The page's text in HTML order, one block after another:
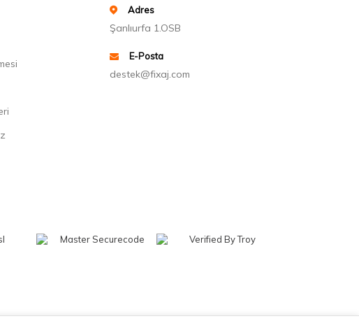
Adres
Şanlıurfa 1.OSB
E-Posta
destek@fixaj.com